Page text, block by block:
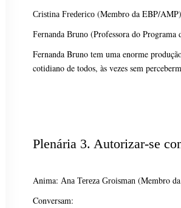
Cristina Frederico (Membro da EBP/AMP)
Fernanda Bruno (Professora do Programa
Fernanda Bruno tem uma enorme
cotidiano de todos, às vezes sem
Plenária 3. Autorizar-se
Anima:Ana Tereza Groisman (Membro
Conversam: